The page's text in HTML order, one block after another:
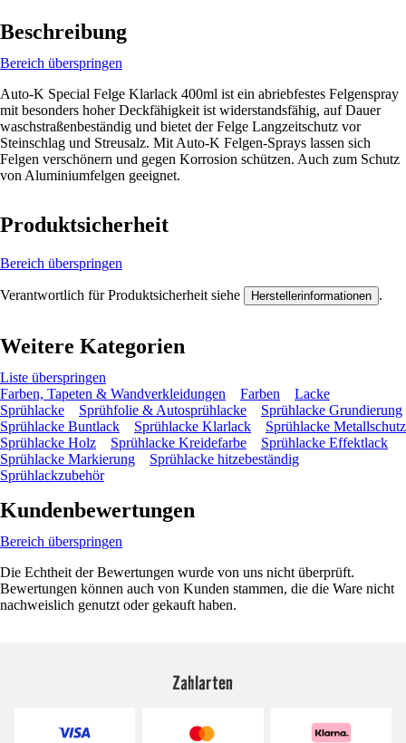
Beschreibung
Bereich überspringen
Auto-K Special Felge Klarlack 400ml ist ein abriebfestes Felgenspray
mit besonders hoher Deckfähigkeit ist widerstandsfähig, auf Dauer
waschstraßenbeständig und bietet der Felge Langzeitschutz vor
Steinschlag und Streusalz. Mit Auto-K Felgen-Sprays lassen sich
Felgen verschönern und gegen Korrosion schützen. Auch zum Schutz
von Aluminiumfelgen geeignet.
Produktsicherheit
Bereich überspringen
Verantwortlich für Produktsicherheit siehe Herstellerinformationen .
Weitere Kategorien
Liste überspringen
Farben, Tapeten & Wandverkleidungen
Farben
Lacke
Sprühlacke
Sprühfolie & Autosprühlacke
Sprühlacke Grundierung
Sprühlacke Buntlack
Sprühlacke Klarlack
Sprühlacke Metallschutz
Sprühlacke Holz
Sprühlacke Kreidefarbe
Sprühlacke Effektlack
Sprühlacke Markierung
Sprühlacke hitzebeständig
Sprühlackzubehör
Kundenbewertungen
Bereich überspringen
Die Echtheit der Bewertungen wurde von uns nicht überprüft.
Bewertungen können auch von Kunden stammen, die die Ware nicht
nachweislich genutzt oder gekauft haben.
Zahlarten